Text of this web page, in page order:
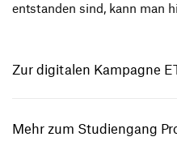
entstanden sind, kann man
Zur digitalen Kampagne
Mehr zum Studiengang